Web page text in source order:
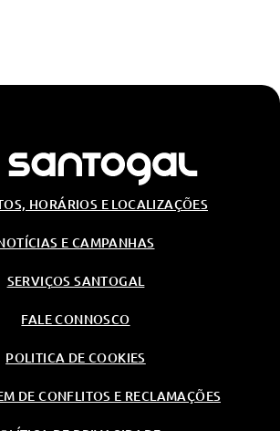
HORÁRIOS E LOCALIZAÇÕES
E CAMPANHAS
SERVIÇOS SANTOGAL
FALE CONNOSCO
POLITICA DE COOKIES
DE CONFLITOS E RECLAMAÇÕES